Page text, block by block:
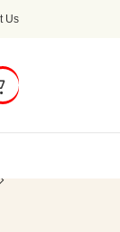
Us